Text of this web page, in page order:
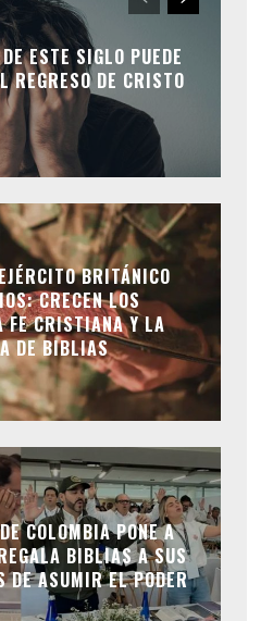
ESTE SIGLO PUEDE
REGRESO DE CRISTO
BRITÁNICO
CRECEN LOS
FE CRISTIANA Y LA
DE BIBLIAS
COLOMBIA PONE A
BIBLIAS A SUS
DE ASUMIR EL PODER